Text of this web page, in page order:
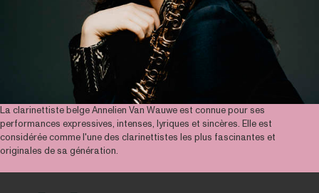
La clarinettiste belge Annelien Van Wauwe est connue pour ses
performances expressives, intenses, lyriques et sincères. Elle est
considérée comme l'une des clarinettistes les plus fascinantes et
originales de sa génération.